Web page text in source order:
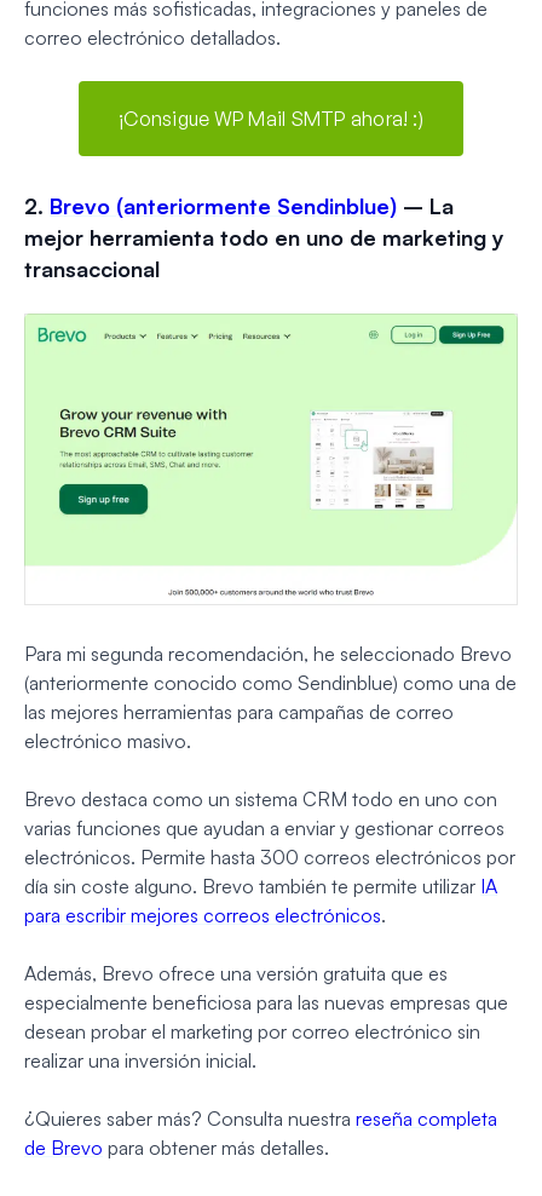
funciones más sofisticadas, integraciones y paneles de
correo electrónico detallados.
¡Consigue WP Mail SMTP ahora! :)
2. Brevo (anteriormente Sendinblue) – La
mejor herramienta todo en uno de marketing y
transaccional
Para mi segunda recomendación, he seleccionado Brevo
(anteriormente conocido como Sendinblue) como una de
las mejores herramientas para campañas de correo
electrónico masivo.
Brevo destaca como un sistema CRM todo en uno con
varias funciones que ayudan a enviar y gestionar correos
electrónicos. Permite hasta 300 correos electrónicos por
día sin coste alguno. Brevo también te permite utilizar IA
para escribir mejores correos electrónicos.
Además, Brevo ofrece una versión gratuita que es
especialmente beneficiosa para las nuevas empresas que
desean probar el marketing por correo electrónico sin
realizar una inversión inicial.
¿Quieres saber más? Consulta nuestra reseña completa
de Brevo para obtener más detalles.